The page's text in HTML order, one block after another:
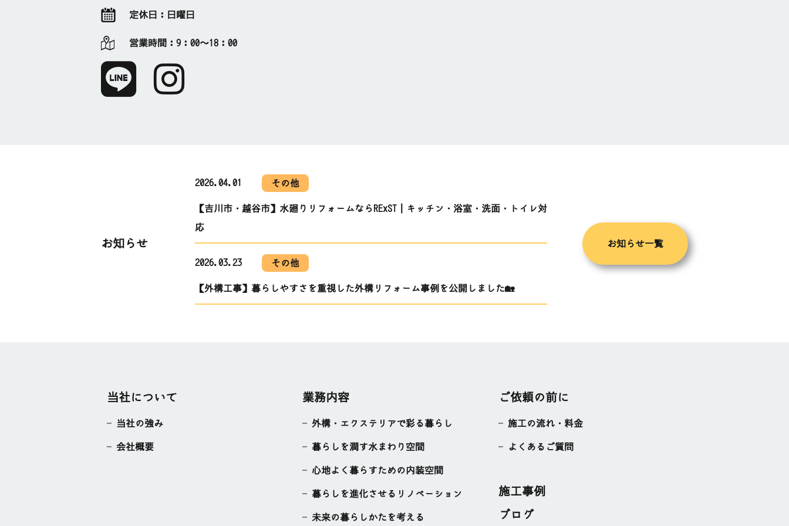
定休日： 日曜日
営業時間： 9：00～18：00
お知らせ
2026.04.01 その他
【吉川市・越谷市】水廻りリフォームならRExST｜キッチン・浴室・洗面・トイレ対
応
2026.03.23 その他
【外構工事】暮らしやすさを重視した外構リフォーム事例を公開しました🏡
お知らせ一覧
当社について
当社の強み
会社概要
業務内容
外構・エクステリアで彩る暮らし
暮らしを潤す水まわり空間
心地よく暮らすための内装空間
暮らしを進化させるリノベーション
未来の暮らしかたを考える
ご依頼の前に
施工の流れ・料金
よくあるご質問
施工事例
ブログ